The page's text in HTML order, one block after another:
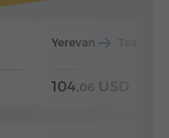
Yerevan
104.06 USD